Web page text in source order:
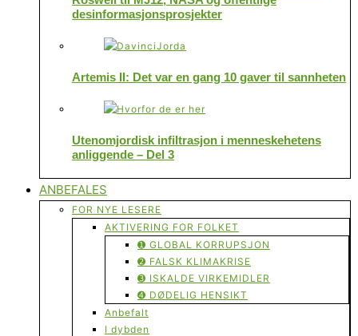
desinformasjonsprosjekter
Artemis II: Det var en gang 10 gaver til sannheten
Utenomjordisk infiltrasjon i menneskehetens
anliggende – Del 3
ANBEFALES
FOR NYE LESERE
AKTIVERING FOR FOLKET
➊ GLOBAL KORRUPSJON
➋ FALSK KLIMAKRISE
➌ ISKALDE VIRKEMIDLER
➍ DØDELIG HENSIKT
Anbefalt
I dybden